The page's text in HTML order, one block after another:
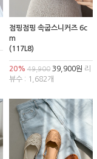
점핑점핑 속굽스니커즈 6c
m
(117L8)
20% 49,90039,900원 리
뷰수 : 1,682개